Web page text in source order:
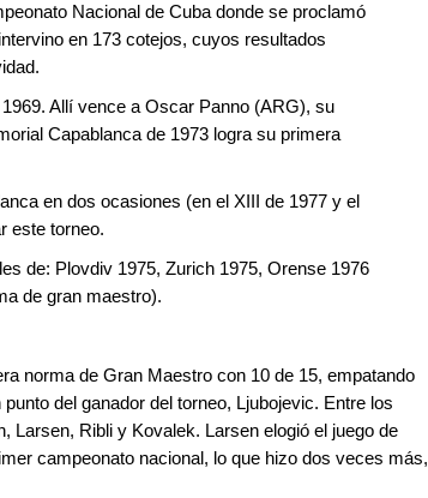
Nacional de Cuba donde se proclamó
en 173 cotejos, cuyos resultados
Allí vence a Oscar Panno (ARG), su
Capablanca de 1973 logra su primera
en dos ocasiones (en el XIII de 1977 y el
este torneo.
de: Plovdiv 1975, Zurich 1975, Orense 1976
de gran maestro).
norma de Gran Maestro con 10 de 15, empatando
del ganador del torneo, Ljubojevic. Entre los
Larsen, Ribli y Kovalek. Larsen elogió el juego de
campeonato nacional, lo que hizo dos veces más,